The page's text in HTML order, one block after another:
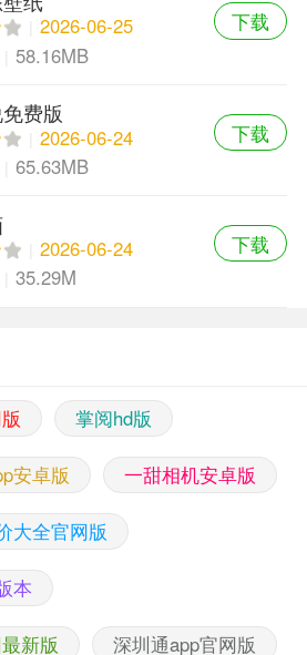
2026-06-25
58.16MB
下载
费版
2026-06-24
65.63MB
下载
2026-06-24
35.29M
下载
掌阅hd版
安卓版 一甜相机安卓版
大全官网版
本
新版 深圳通app官网版